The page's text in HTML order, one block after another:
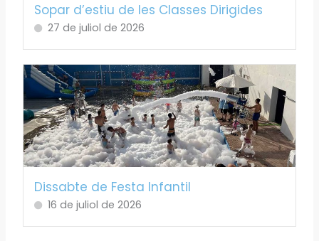
Sopar d’estiu de les Classes Dirigides
27 de juliol de 2026
Dissabte de Festa Infantil
16 de juliol de 2026